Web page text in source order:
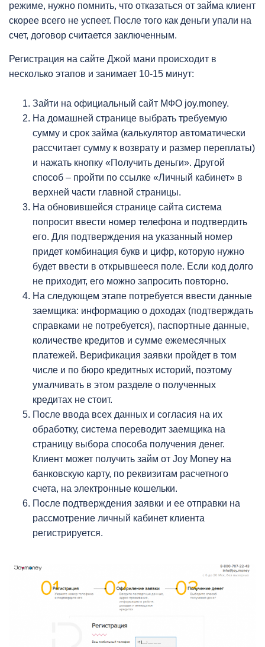
режиме, нужно помнить, что отказаться от займа клиент
скорее всего не успеет. После того как деньги упали на
счет, договор считается заключенным.
Регистрация на сайте Джой мани происходит в
несколько этапов и занимает 10-15 минут:
Зайти на официальный сайт МФО joy.money.
На домашней странице выбрать требуемую
сумму и срок займа (калькулятор автоматически
рассчитает сумму к возврату и размер переплаты)
и нажать кнопку «Получить деньги». Другой
способ – пройти по ссылке «Личный кабинет» в
верхней части главной страницы.
На обновившейся странице сайта система
попросит ввести номер телефона и подтвердить
его. Для подтверждения на указанный номер
придет комбинация букв и цифр, которую нужно
будет ввести в открывшееся поле. Если код долго
не приходит, его можно запросить повторно.
На следующем этапе потребуется ввести данные
заемщика: информацию о доходах (подтверждать
справками не потребуется), паспортные данные,
количестве кредитов и сумме ежемесячных
платежей. Верификация заявки пройдет в том
числе и по бюро кредитных историй, поэтому
умалчивать в этом разделе о полученных
кредитах не стоит.
После ввода всех данных и согласия на их
обработку, система переводит заемщика на
страницу выбора способа получения денег.
Клиент может получить займ от Joy Money на
банковскую карту, по реквизитам расчетного
счета, на электронные кошельки.
После подтверждения заявки и ее отправки на
рассмотрение личный кабинет клиента
регистрируется.